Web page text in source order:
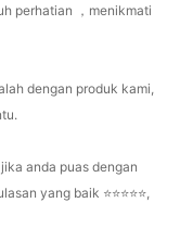
perhatian ，menikmati
dengan produk kami,
anda puas dengan
yang baik ⭐⭐⭐⭐⭐,